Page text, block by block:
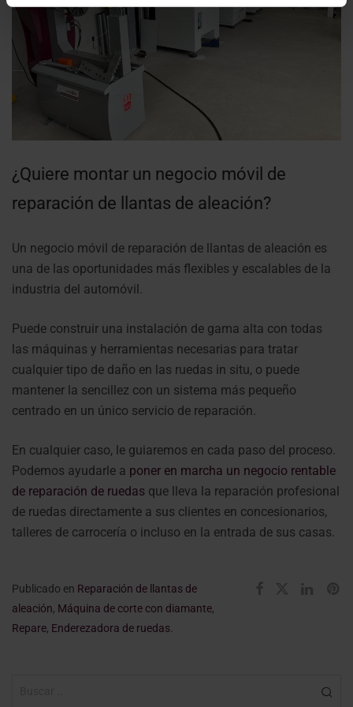
¿Quiere montar un negocio móvil de
reparación de llantas de aleación?
Un negocio móvil de reparación de llantas de aleación es
una de las oportunidades más flexibles y escalables de la
industria del automóvil.
Puede construir una instalación de gama alta con todas
las máquinas y herramientas necesarias para tratar
cualquier tipo de daño en las ruedas in situ, o puede
mantener la sencillez con un sistema más pequeño
centrado en un único servicio de reparación.
En cualquier caso, le guiaremos en cada paso del proceso.
Podemos ayudarle a poner en marcha un negocio rentable
de reparación de ruedas que lleva la reparación profesional
de ruedas directamente a sus clientes en concesionarios,
talleres de carrocería o incluso en la entrada de sus casas.
Publicado en Reparación de llantas de
aleación, Máquina de corte con diamante,
Repare, Enderezadora de ruedas